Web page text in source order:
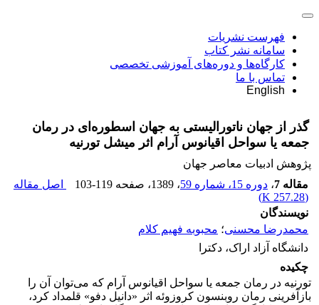
فهرست نشریات
سامانه نشر کتاب
کارگاه‌ها و دوره‌های آموزشی تخصصی
تماس با ما
English
گذر از جهان ناتورالیستی به جهان اسطوره‌ای در رمان
جمعه یا سواحل اقیانوس آرام اثر میشل تورنیه
پژوهش ادبیات معاصر جهان
مقاله 7
، دوره 15، شماره 59 ، 1389 ، صفحه 103-119
اصل مقاله
(
257.28 K
)
نویسندگان
محمدرضا محسنی؛ محبوبه فهیم کلام
دانشگاه آزاد اراک، دکترا
چکیده
تورنیه در رمان جمعه یا سواحل اقیانوس آرام که می‌توان آن را
بازآفرینی رمان روبنسون کروزوئه اثر «دانیل دفو» قلمداد کرد،